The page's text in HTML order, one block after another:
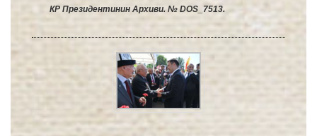
КР Президентинин Архиви. № DOS_7513.